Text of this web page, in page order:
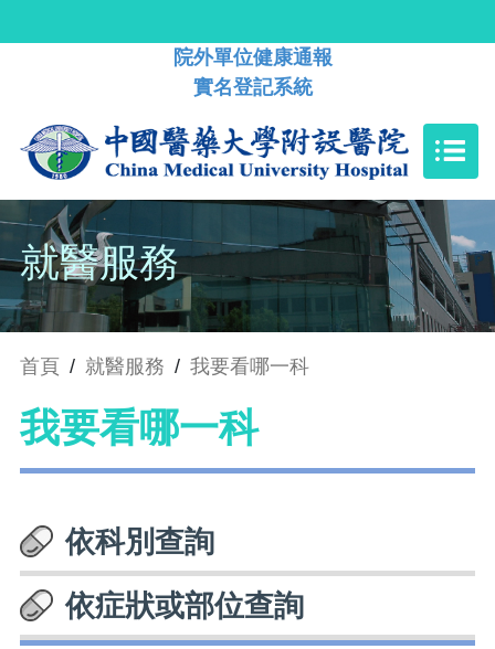
院外單位健康通報
實名登記系統
就醫服務
首頁 / 就醫服務 / 我要看哪一科
我要看哪一科
依科別查詢
依症狀或部位查詢